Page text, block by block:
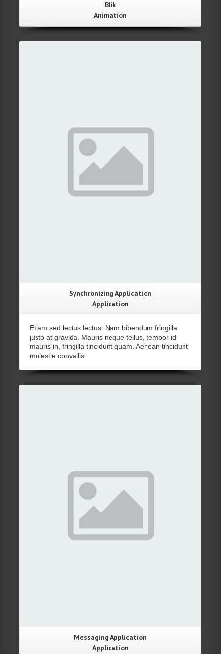
Blik
Animation
Synchronizing Application
Application
Etiam sed lectus lectus. Nam bibendum fringilla
justo at gravida. Mauris neque tellus, tempor id
mauris in, fringilla tincidunt quam. Aenean tincidunt
molestie convallis.
Messaging Application
Application